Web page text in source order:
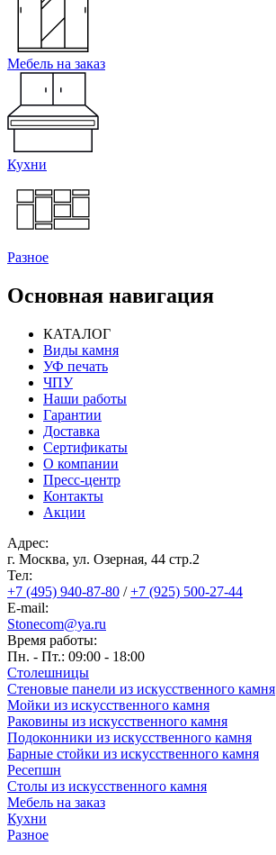
Мебель на заказ
Кухни
Разное
Основная навигация
КАТАЛОГ
Виды камня
УФ печать
ЧПУ
Наши работы
Гарантии
Доставка
Сертификаты
О компании
Пресс-центр
Контакты
Акции
Адрес:
г. Москва, ул. Озерная, 44 cтр.2
Тел:
+7 (495) 940-87-80 /+7 (925) 500-27-44
E-mail:
Stonecom@ya.ru
Время работы:
Пн. - Пт.: 09:00 - 18:00
Столешницы
Стеновые панели из искусственного камня
Мойки из искусственного камня
Раковины из искусственного камня
Подоконники из искусственного камня
Барные стойки из искусственного камня
Ресепшн
Cтолы из искусственного камня
Мебель на заказ
Кухни
Разное